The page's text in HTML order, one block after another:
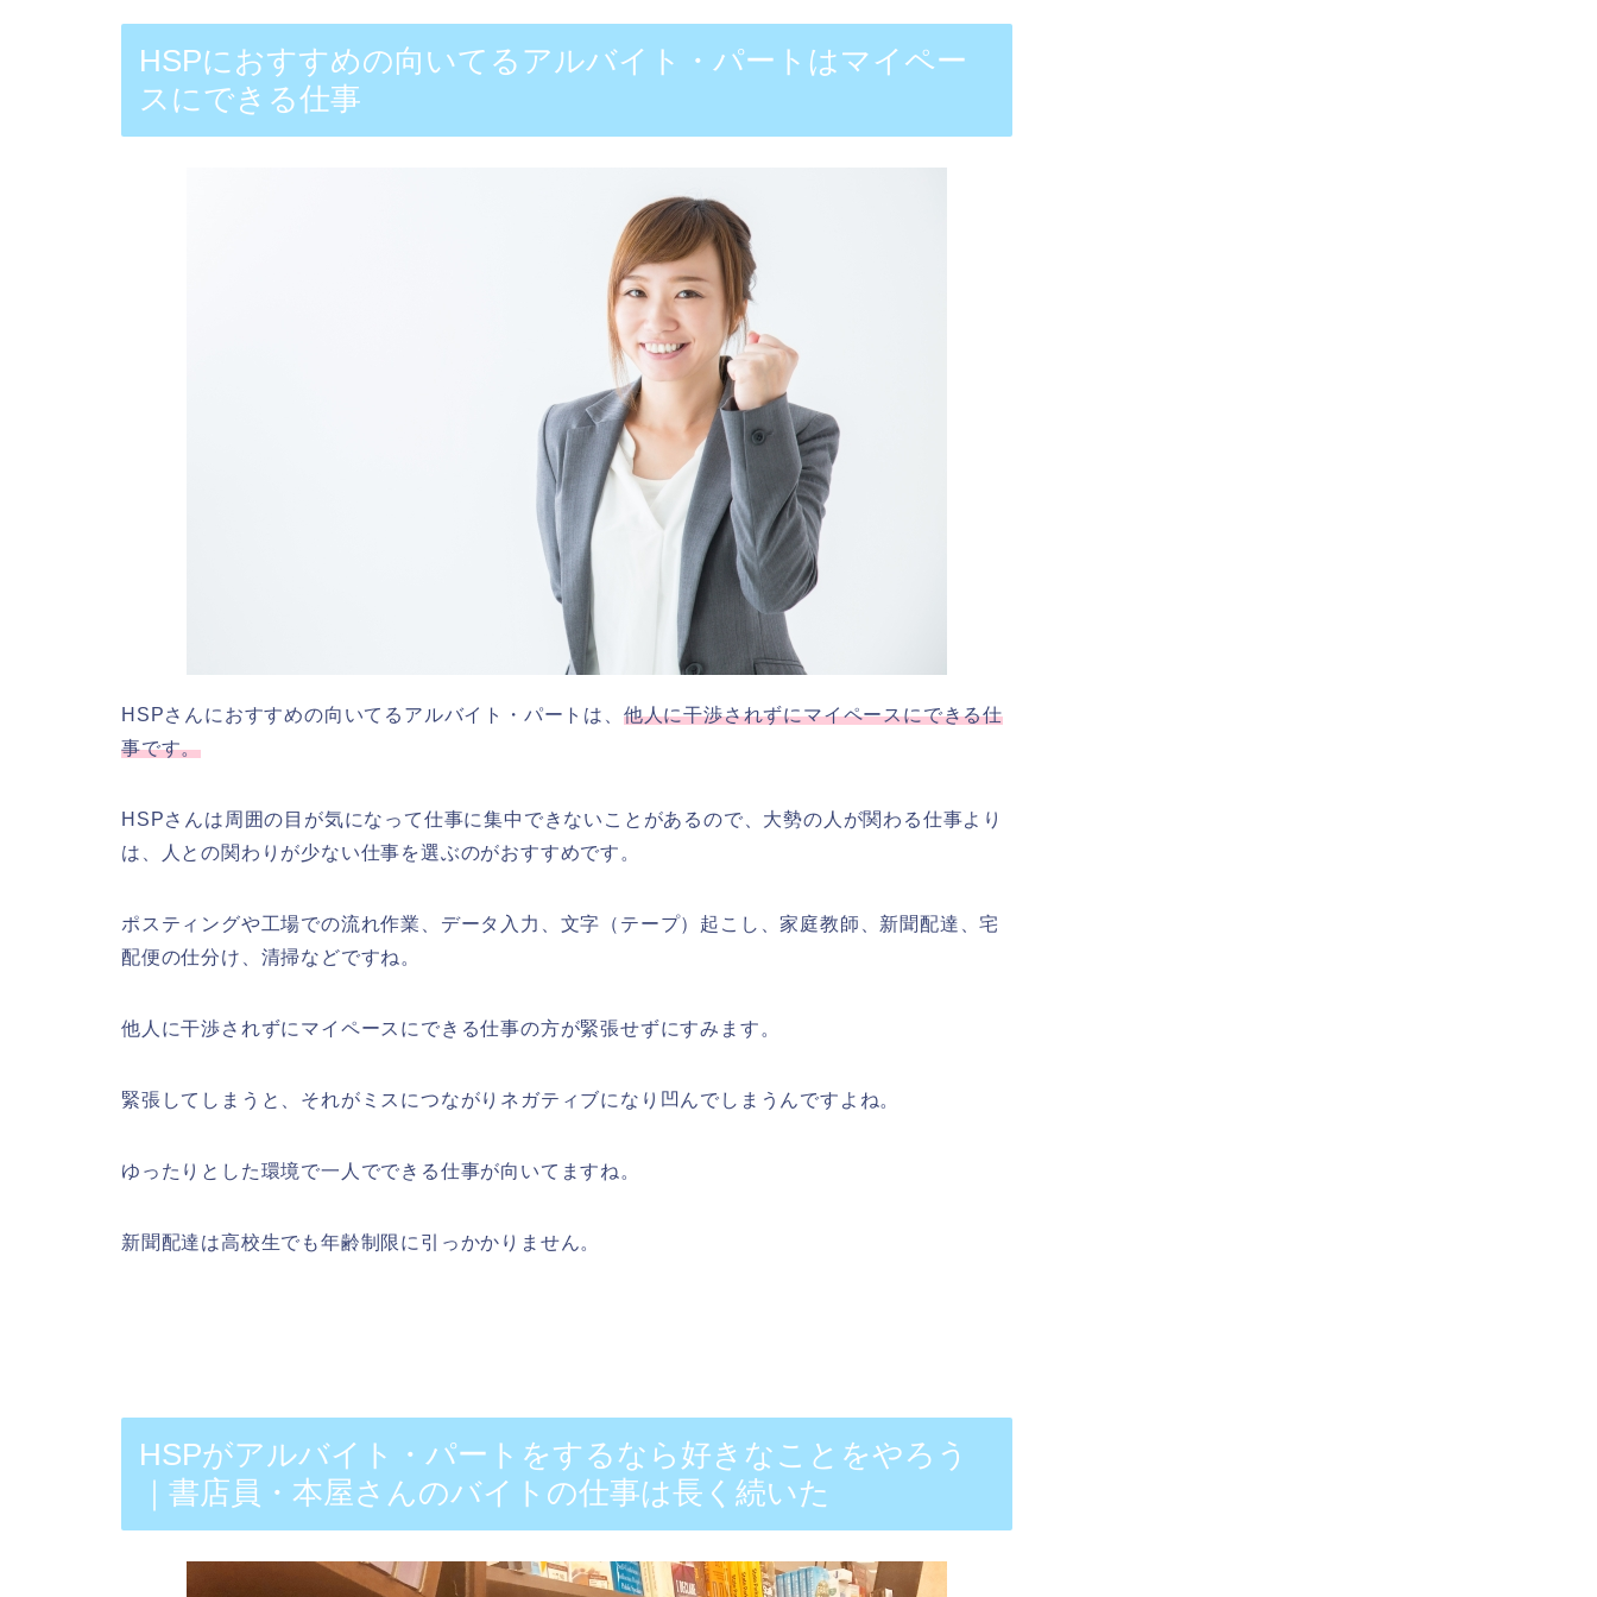
HSPにおすすめの向いてるアルバイト・パートはマイペー
スにできる仕事
HSPさんにおすすめの向いてるアルバイト・パートは、 他人に干渉されずにマイペースにできる仕
事です。
HSPさんは周囲の目が気になって仕事に集中できないことがあるので、大勢の人が関わる仕事より
は、人との関わりが少ない仕事を選ぶのがおすすめです。
ポスティングや工場での流れ作業、データ入力、文字（テープ）起こし、家庭教師、新聞配達、宅
配便の仕分け、清掃などですね。
他人に干渉されずにマイペースにできる仕事の方が緊張せずにすみます。
緊張してしまうと、それがミスにつながりネガティブになり凹んでしまうんですよね。
ゆったりとした環境で一人でできる仕事が向いてますね。
新聞配達は高校生でも年齢制限に引っかかりません。
HSPがアルバイト・パートをするなら好きなことをやろう
｜書店員・本屋さんのバイトの仕事は長く続いた